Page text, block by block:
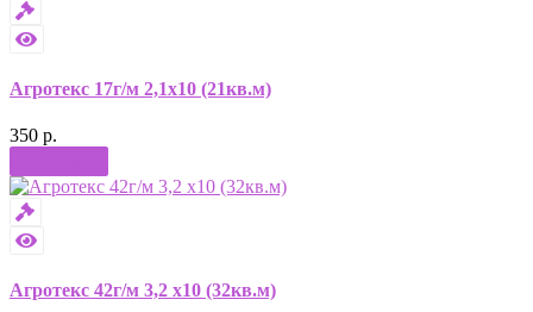
Агротекс 17г/м 2,1х10 (21кв.м)
350 р.
Агротекс 42г/м 3,2 х10 (32кв.м)